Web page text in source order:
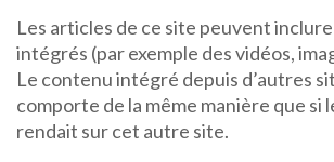
Les articles de ce site peuvent
intégrés (par exemple des vidéos,
Le contenu intégré depuis d’autres
comporte de la même manière que si
rendait sur cet autre site.